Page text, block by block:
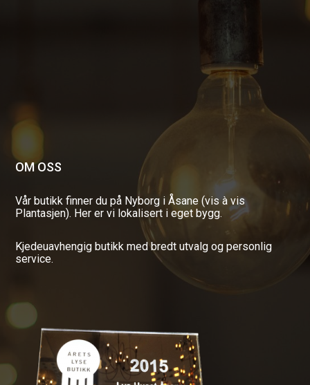
OM OSS
Vår butikk finner du på Nyborg i Åsane (vis à vis
Plantasjen). Her er vi lokalisert i eget bygg.
Kjedeuavhengig butikk med bredt utvalg og personlig
service.